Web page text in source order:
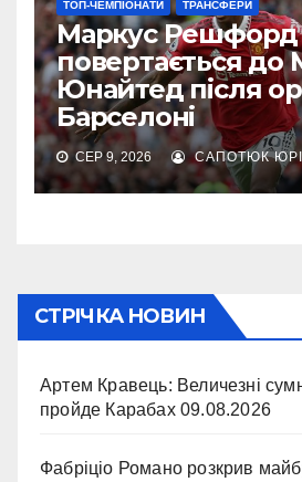
ТОП-ЧЕМПІОНАТИ ТРАНСФЕРИ
Маркус Решфорд
повертається до
Юнайтед після
Барселоні
СЕР 9, 2026 САПОТЮК
СТРІЧКА НОВИН
Артем Кравець: Величезні
пройде Карабах 09.08.2026
Фабріціо Романо розкрив